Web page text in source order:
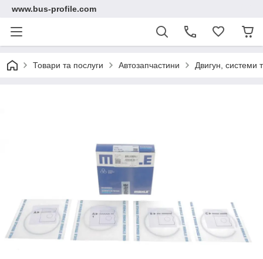
www.bus-profile.com
Товари та послуги Автозапчастини Двигун, системи